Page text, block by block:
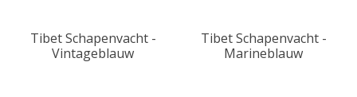
Tibet Schapenvacht -
Vintageblauw
Tibet Schapenvacht -
Marineblauw